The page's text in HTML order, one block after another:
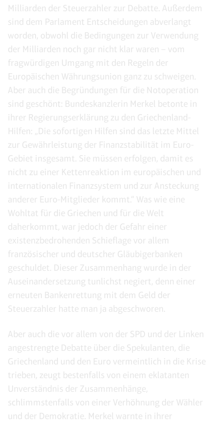
Milliarden der Steuerzahler zur Debatte. Außerdem
sind dem Parlament Entscheidungen abverlangt
worden, obwohl die Bedingungen zur Verwendung
der Milliarden noch gar nicht klar waren – vom
fragwürdigen Umgang mit den Regeln der
Europäischen Währungsunion ganz zu schweigen.
Aber auch die Begründungen für die Notoperation
sind geschönt: Bundeskanzlerin Merkel betonte in
ihrer Regierungserklärung zu den Griechenland-
Hilfen: „Die sofortigen Hilfen sind das letzte Mittel
zur Gewährleistung der Finanzstabilität im Euro-
Gebiet insgesamt. Sie müssen erfolgen, damit es
nicht zu einer Kettenreaktion im europäischen und
internationalen Finanzsystem und zur Ansteckung
anderer Euro-Mitglieder kommt.“ Was wie eine
Wohltat für die Griechen und für die Welt
daherkommt, war jedoch der Gefahr einer
existenzbedrohenden Schieflage vor allem
französischer und deutscher Gläubigerbanken
geschuldet. Dieser Zusammenhang wurde in der
Auseinandersetzung tunlichst negiert, denn einer
erneuten Bankenrettung mit dem Geld der
Steuerzahler hatte man ja abgeschworen.
Aber auch die vor allem von der SPD und der Linken
angestrengte Debatte über die Spekulanten, die
Griechenland und den Euro vermeintlich in die Krise
trieben, zeugt bestenfalls von einem eklatanten
Unverständnis der Zusammenhänge,
schlimmstenfalls von einer Verhöhnung der Wähler
und der Demokratie. Merkel warnte in ihrer